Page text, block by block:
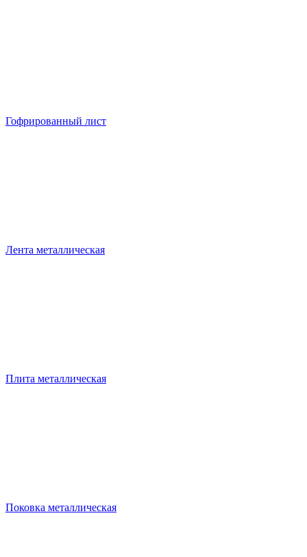
Гофрированный лист
Лента металлическая
Плита металлическая
Поковка металлическая